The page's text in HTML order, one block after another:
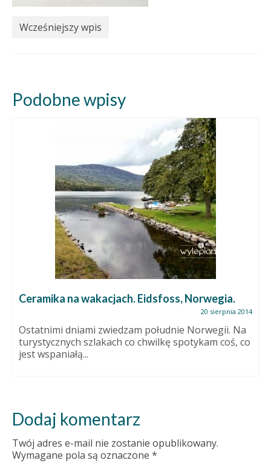
Wcześniejszy wpis
Podobne wpisy
Ceramika na wakacjach. Eidsfoss, Norwegia.
20 sierpnia 2014
Ostatnimi dniami zwiedzam południe Norwegii. Na
turystycznych szlakach co chwilkę spotykam coś, co
jest wspaniałą...
Dodaj komentarz
Twój adres e-mail nie zostanie opublikowany.
Wymagane pola są oznaczone *